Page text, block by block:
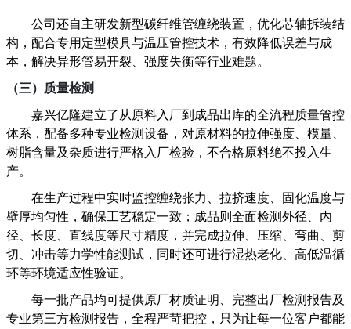
公司还自主研发新型碳纤维管缠绕装置，优化芯轴拆装结
构，配合专用定型模具与温压管控技术，有效降低误差与成
本，解决异形管易开裂、强度失衡等行业难题。
（三）
质量检测
嘉兴亿隆建立了从原料入厂到成品出库的全流程质量管控
体系，配备多种专业检测设备，对原材料的拉伸强度、模量、
树脂含量及杂质进行严格入厂检验，不合格原料绝不投入生
产。
在生产过程中实时监控缠绕张力、拉挤速度、固化温度与
壁厚均匀性，确保工艺稳定一致；成品则全面检测外径、内
径、长度、直线度等尺寸精度，并完成拉伸、压缩、弯曲、剪
切、冲击等力学性能测试，同时还可进行湿热老化、高低温循
环等环境适应性验证。
每一批产品均可提供原厂材质证明、完整出厂检测报告及
专业第三方检测报告，全程严苛把控，只为让每一位客户都能